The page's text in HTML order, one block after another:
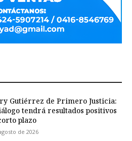
Gutiérrez de Primero Justicia:
tendrá resultados positivos
plazo
de 2026